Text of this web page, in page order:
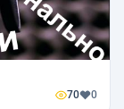
70 0